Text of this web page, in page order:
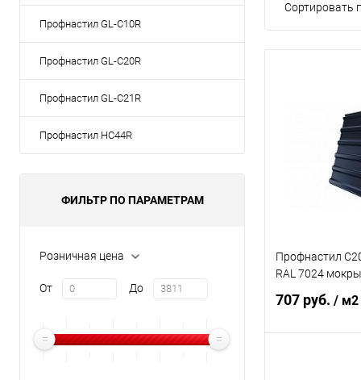
Профнастил GL-С10R
Профнастил GL-С20R
Профнастил GL-С21R
Профнастил НС44R
ФИЛЬТР ПО ПАРАМЕТРАМ
Розничная цена
От До
Сортировать
Профнастил
RAL 7024
707 руб. / м2